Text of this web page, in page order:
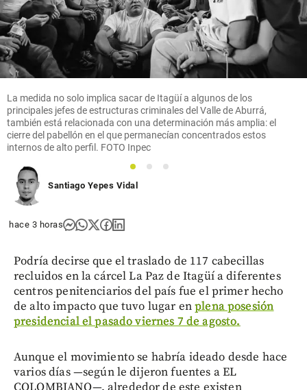
Columnistas
Competencia
epidémica
La medida no solo implica sacar de Itagüí a algunos de los
principales jefes de estructuras criminales del Valle de Aburrá,
también está relacionada con una determinación más amplia: el
cierre del pabellón en el que permanecían concentrados estos
internos de alto perfil. FOTO Inpec
1 2
3
Santiago Yepes Vidal
hace 3 horas
Podría decirse que el traslado de 117 cabecillas
recluidos en la cárcel La Paz de Itagüí a diferentes
centros penitenciarios del país fue el primer hecho
de alto impacto que tuvo lugar enplena posesión
presidencial el pasado viernes 7 de agosto.
Aunque el movimiento se habría ideado desde hace
varios días —según le dijeron fuentes a EL